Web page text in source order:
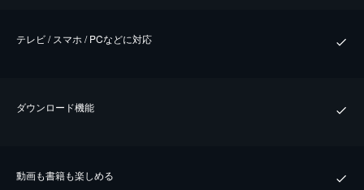
テレビ / スマホ / PCなどに対応
ダウンロード機能
動画も書籍も楽しめる